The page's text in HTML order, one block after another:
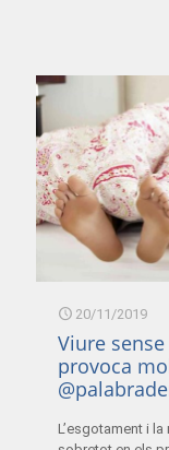
20/11/2019
Viure
provoca
L’esgotament i